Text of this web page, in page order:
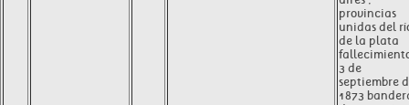
provincias
unidas del
de la plata
3 de
septiembre
1873